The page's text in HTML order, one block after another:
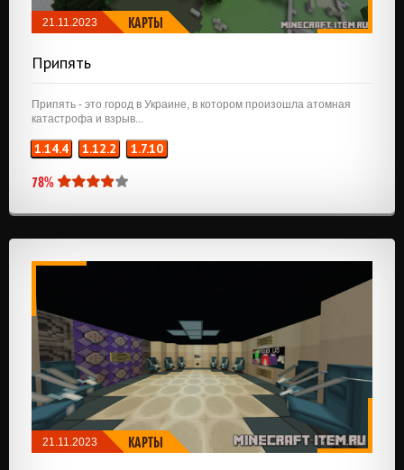
21.11.2023 КАРТЫ
Припять
Припять - это город в Украине, в котором произошла атомная
катастрофа и взрыв...
1.14.4 1.12.2 1.7.10
78%
21.11.2023 КАРТЫ